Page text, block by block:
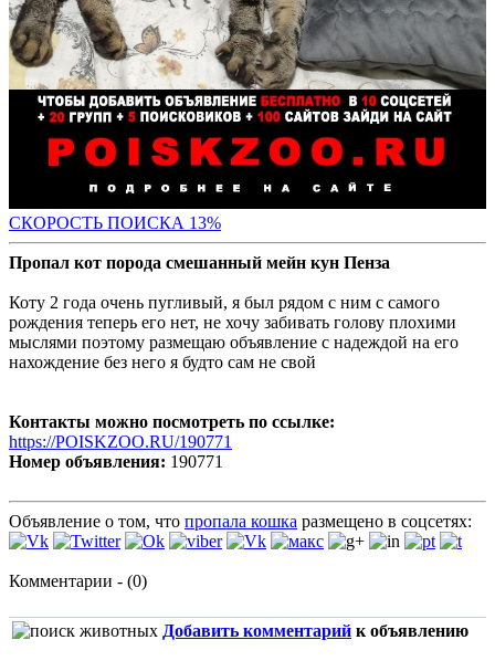
СКОРОСТЬ ПОИСКА 13%
Пропал кот порода смешанный мейн кун Пенза
Коту 2 года очень пугливый, я был рядом с ним с самого
рождения теперь его нет, не хочу забивать голову плохими
мыслями поэтому размещаю объявление с надеждой на его
нахождение без него я будто сам не свой
Контакты можно посмотреть по ссылке:
https://POISKZOO.RU/190771
Номер объявления: 190771
Объявление о том, что пропала кошка размещено в соцсетях:
Комментарии - (0)
Добавить комментарий к объявлению